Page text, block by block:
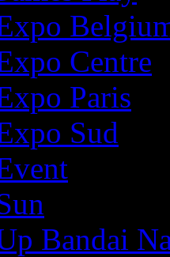
Centre
Paris
Sud
Bandai